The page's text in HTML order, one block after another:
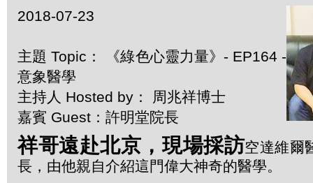
2018-07-23
主題 Topic： 《綠色心靈力量》- EP164 -
意象醫學
主持人 Hosted by： 周兆祥博士
嘉賓 Guest：許明堂院長
祥哥遠赴北京，現場採訪空達維爾
長，由他親自介紹這門偉大神奇的醫學。